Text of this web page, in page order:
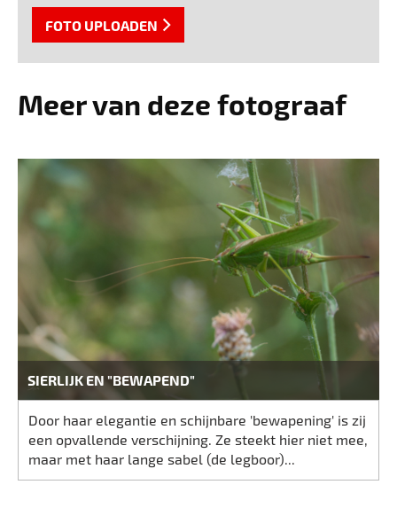
FOTO UPLOADEN
Meer van deze fotograaf
SIERLIJK EN "BEWAPEND"
Door haar elegantie en schijnbare 'bewapening' is zij
een opvallende verschijning. Ze steekt hier niet mee,
maar met haar lange sabel (de legboor)...